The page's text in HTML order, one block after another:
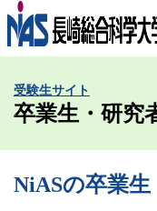
施設・アクセス
入試情報
各種証明書
受験生サイト
卒業生・研究
NiASの卒業生